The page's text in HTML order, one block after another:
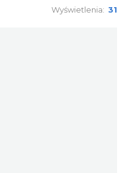
Wyświetlenia: 31